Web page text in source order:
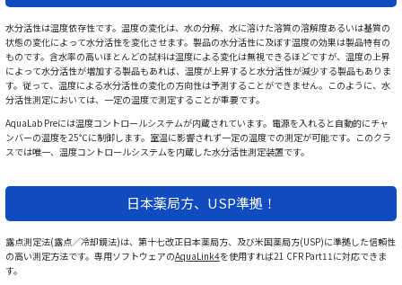
水分活性は温度依存性です。温度の変化は、水の分解、水に溶けた溶質の溶解度あるいは基質の
状態の変化によって水分活性を変化させます。製品の水分活性に及ぼす温度の効果は製品特有の
ものです。含水率の高いほとんどの試料は温度による変化は無視できるほどですが、温度の上昇
によって水分活性が増加する製品もあれば、温度が上昇すると水分活性が減少する製品もありま
す。従って、温度による水分活性の変化の方向性は予測することができません。このように、水
分活性測定においては、一定の温度で測定することが重要です。
AquaLab Preには温度コントロールシステムが内蔵されています。電源を入れると自動的にチャ
ンバーの温度を25℃に制御します。室温に影響されず一定の温度での測定が可能です。このクラ
スでは唯一、温度コントロールシステムを内蔵した水分活性測定装置です。
日本薬局方、USP準拠！
露点測定法(露点／冷却鏡法)は、第十七改正日本薬局方、及び米国薬局方(USP)に準拠した信頼性
の高い測定方法です。専用ソフトウェアのAquaLink4を使用すれば21 CFR Part11に対応できま
す。